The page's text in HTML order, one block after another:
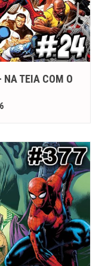
NA TEIA COM O